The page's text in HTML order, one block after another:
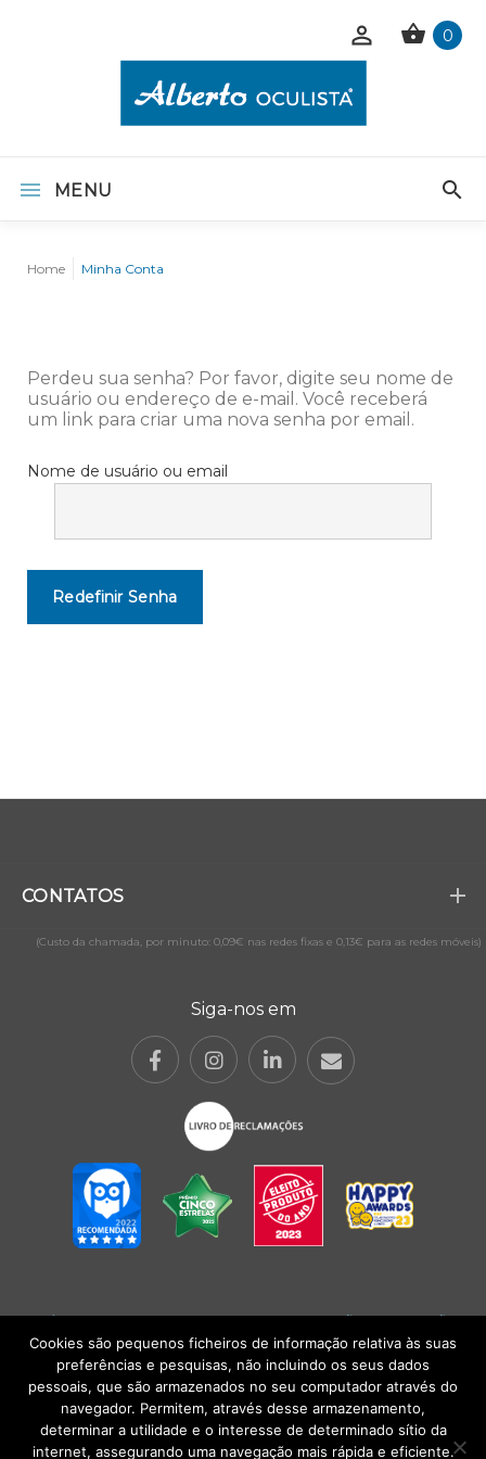
0
MENU
Home Minha Conta
Perdeu sua senha? Por favor, digite seu nome de
usuário ou endereço de e-mail. Você receberá
um link para criar uma nova senha por email.
Nome de usuário ou email
CONTATOS
(Custo da chamada, por minuto: 0,09€ nas redes fixas e 0,13€ para as redes móveis)
Siga-nos em
POLÍTICA DE PRIVACIDADE|TERMOS E CONDIÇÕESlCONDIÇÕES
GERAIS DE VENDA| Alberto Oculista, SA 2026. Todos os direitos reservados.
Cookies são pequenos ficheiros de informação relativa às suas
preferências e pesquisas, não incluindo os seus dados
pessoais, que são armazenados no seu computador através do
navegador. Permitem, através desse armazenamento,
determinar a utilidade e o interesse de determinado sítio da
internet, assegurando uma navegação mais rápida e eficiente.